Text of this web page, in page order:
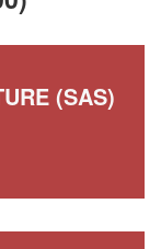
(SAS)